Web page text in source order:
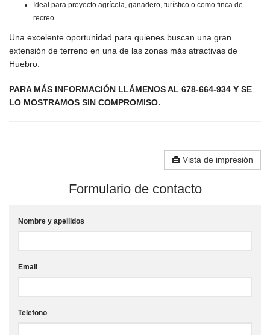
Ideal para proyecto agrícola, ganadero, turístico o como finca de
recreo.
Una excelente oportunidad para quienes buscan una gran
extensión de terreno en una de las zonas más atractivas de
Huebro
PARA MÁS INFORMACIÓN LLÁMENOS AL 678-664-934 Y SE
LO MOSTRAMOS SIN COMPROMISO.
Vista de impresión
Formulario de contacto
Nombre y apellidos
Email
Telefono